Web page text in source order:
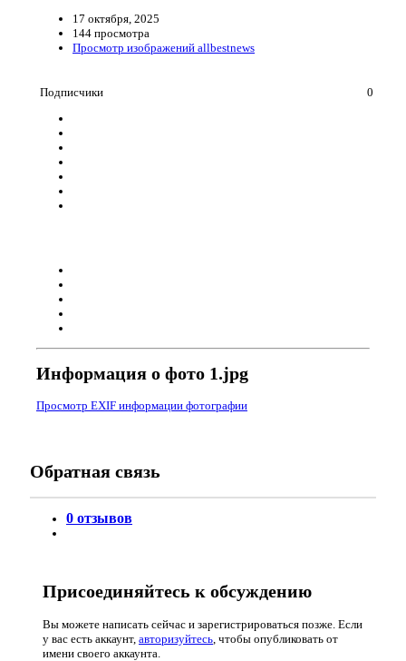
17 октября, 2025
144 просмотра
Просмотр изображений allbestnews
Подписчики 0
Информация о фото 1.jpg
Просмотр EXIF информации фотографии
Обратная связь
0 отзывов
Присоединяйтесь к обсуждению
Вы можете написать сейчас и зарегистрироваться позже. Если
у вас есть аккаунт, авторизуйтесь , чтобы опубликовать от
имени своего аккаунта.